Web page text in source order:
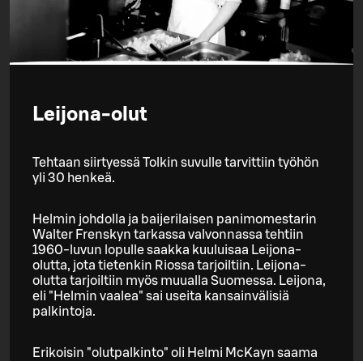
Leijona-olut
Tehtaan siirtyessä Tolkin suvulle tarvittiin työhön
yli 30 henkeä.
Helmin johdolla ja baijerilaisen panimomestarin
Walter Frenskyn tarkassa valvonnassa tehtiin
1960-luvun lopulle saakka kuuluisaa Leijona-
olutta, jota tietenkin Riossa tarjoiltiin. Leijona-
olutta tarjoiltiin myös muualla Suomessa. Leijona,
eli "Helmin vaalea" sai useita kansainvälisiä
palkintoja.
Erikoisin "olutpalkinto" oli Helmi McKayn saama